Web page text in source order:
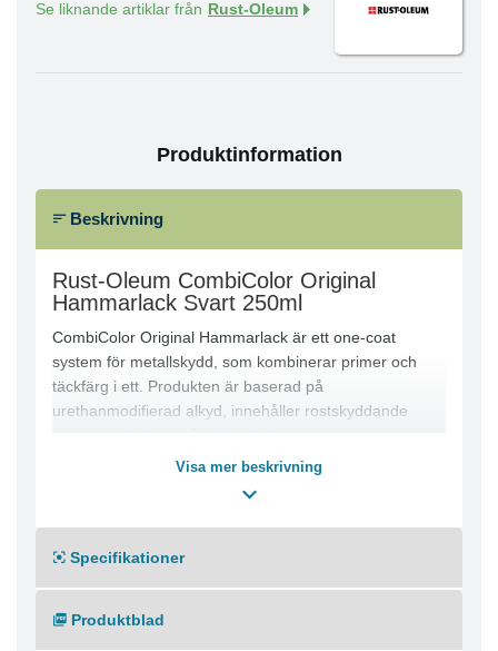
Se liknande artiklar från Rust-Oleum
Produktinformation
Beskrivning
Rust-Oleum CombiColor Original
Hammarlack Svart 250ml
CombiColor Original Hammarlack är ett one-coat
system för metallskydd, som kombinerar primer och
täckfärg i ett. Produkten är baserad på
urethanmodifierad alkyd, innehåller rostskyddande
Hammarlacksfärgen ger hög täckförmåga, är
Rekommenderad användning:
Appliceras på metallrena eller manuellt avrostade
rekommenderas CombiPrimer Anti-Corrosion
Visa mer beskrivning
Specifikationer
Produktblad